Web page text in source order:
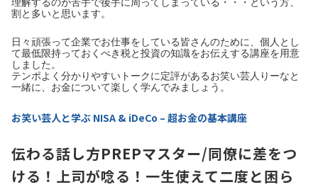
割と多いと思います。
日々頑張って企業でお仕事をしている皆さんのために、個人とし
て最低限持っておくべき税と投資の知識をお伝えする講座を用意
しました。
テンポよく分かりやすいトークに定評があるお笑い芸人りーなと
一緒に、お金について楽しく学んでみましょう。
お笑い芸人と学ぶ NISA & iDeCo – 超お金の基本講座
伝わる話し方PREPマスター/同僚に差をつ
ける！上司が唸る！一生使えて二度と困ら